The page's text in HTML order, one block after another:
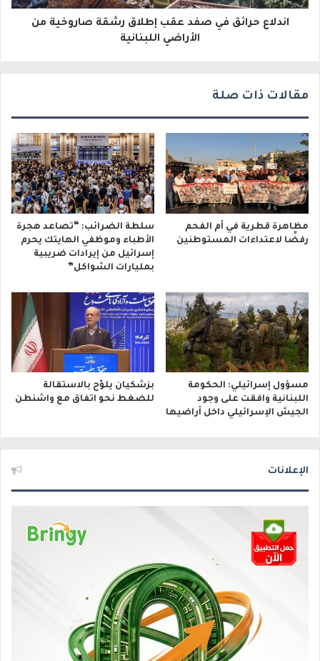
و
اندلاع حرائق في صفد عقب إطلاق رشقة صاروخية من
الأراضي اللبنانية
مقالات ذات صلة
مظاهرة قطرية في أم الفحم
رفضًا لاعتداءات المستوطنين
سلطة الضرائب: “تصاعد هجرة
الأطباء وموظفي الهايتك يحرم
إسرائيل من إيرادات ضريبية
بمليارات الشواكل”
مسؤول إسرائيلي: الحكومة
اللبنانية وافقت على وجود
الجيش الإسرائيلي داخل أراضيها
بزشكيان يلوّح بالاستقالة
للضغط نحو اتفاق مع واشنطن
الإعلانات